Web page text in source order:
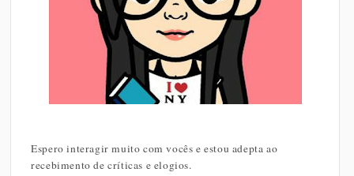
Espero interagir muito com vocês e estou adepta ao
recebimento de críticas e elogios.